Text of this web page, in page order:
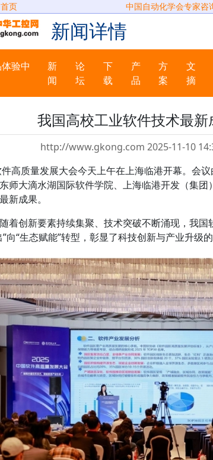
页 中国自动化学会专家咨
新闻详情
验中
新
闻
论
坛
下
载
产
品
方
案
文
摘
我国高校工业软件技术最
http://www.gkong.com 2025-11-10
高质量发展大会今天上午在上海临港开幕。会
师大滴水湖国际软件学院、上海临港开发（集
新成果。
着创新要素持续集聚、技术突破不断涌现，我国
向“生态赋能”转型，彰显了科技创新与产业升级的